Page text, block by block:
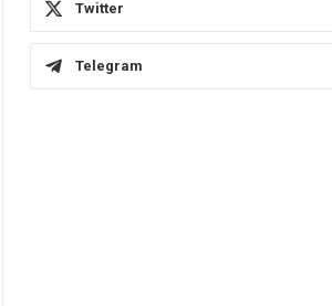
Twitter
Telegram